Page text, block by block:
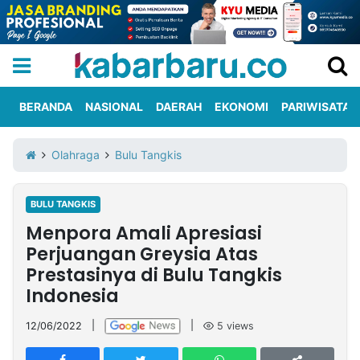
Iklan
Berita
Kami
Nasional
International
Olahraga
Entertainment
Daerah
Pariwisata
Kuliner
Kolom
Network
PT
TREETAN
BERANDA NASIONAL DAERAH EKONOMI PARIWISATA
Olahraga Bulu Tangkis
BULU TANGKIS
Menpora Amali Apresiasi
Perjuangan Greysia Atas
Prestasinya di Bulu Tangkis
Indonesia
12/06/2022 5 views